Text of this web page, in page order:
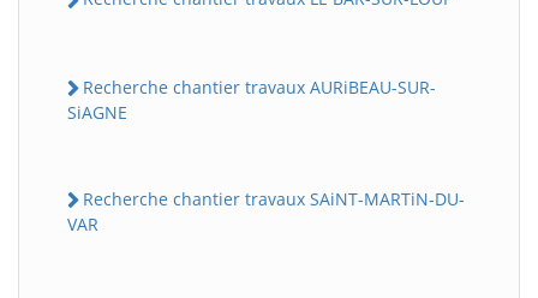
Recherche chantier travaux AURiBEAU-SUR-
SiAGNE
Recherche chantier travaux SAiNT-MARTiN-DU-
VAR